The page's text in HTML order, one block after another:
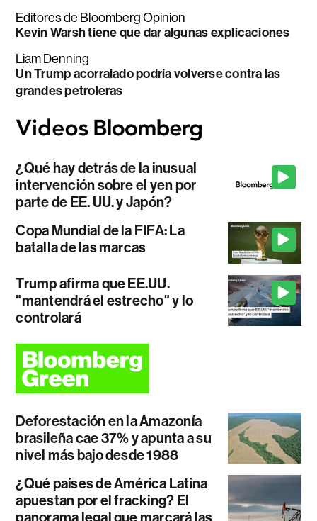
Editores de Bloomberg Opinion
Kevin Warsh tiene que dar algunas explicaciones
Liam Denning
Un Trump acorralado podría volverse contra las
grandes petroleras
¿Qué hay detrás de la inusual
intervención sobre el yen por
parte de EE. UU. y Japón?
Copa Mundial de la FIFA: La
batalla de las marcas
Trump afirma que EE.UU.
"mantendrá el estrecho" y lo
controlará
Deforestación en la Amazonía
brasileña cae 37% y apunta a su
nivel más bajo desde 1988
¿Qué países de América Latina
apuestan por el fracking? El